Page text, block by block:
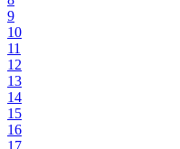
9
10
11
12
13
14
15
16